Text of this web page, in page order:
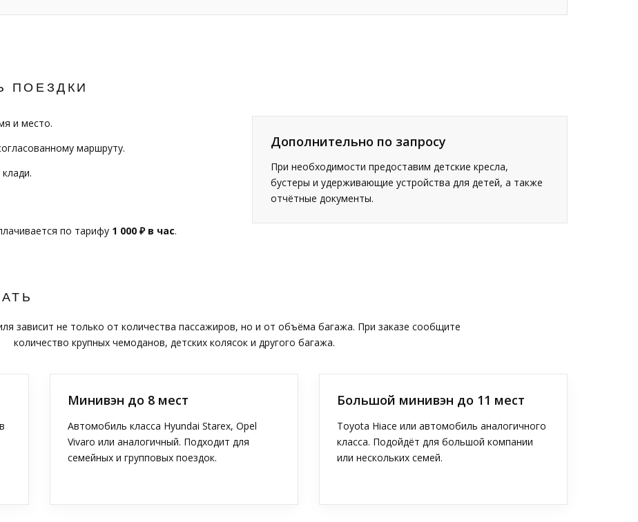
ПОЕЗДКИ
и место.
маршруту.
по тарифу 1 000 ₽ в час.
Дополнительно по запросу
При необходимости предоставим детские кресла,
бустеры и удерживающие устройства для детей, а также
отчётные документы.
зависит не только от количества пассажиров, но и от объёма багажа. При заказе сообщите
количество крупных чемоданов, детских колясок и другого багажа.
Минивэн до 8 мест
Автомобиль класса Hyundai Starex, Opel
Vivaro или аналогичный. Подходит для
семейных и групповых поездок.
Большой минивэн до 11 мест
Toyota Hiace или автомобиль аналогичного
класса. Подойдёт для большой компании
или нескольких семей.